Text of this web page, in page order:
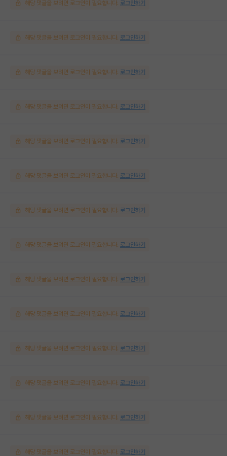
해당 댓글을 보려면 로그인이 필요합니다. 로그인하기
해당 댓글을 보려면 로그인이 필요합니다. 로그인하기
해당 댓글을 보려면 로그인이 필요합니다. 로그인하기
해당 댓글을 보려면 로그인이 필요합니다. 로그인하기
해당 댓글을 보려면 로그인이 필요합니다. 로그인하기
해당 댓글을 보려면 로그인이 필요합니다. 로그인하기
해당 댓글을 보려면 로그인이 필요합니다. 로그인하기
해당 댓글을 보려면 로그인이 필요합니다. 로그인하기
해당 댓글을 보려면 로그인이 필요합니다. 로그인하기
해당 댓글을 보려면 로그인이 필요합니다. 로그인하기
해당 댓글을 보려면 로그인이 필요합니다. 로그인하기
해당 댓글을 보려면 로그인이 필요합니다. 로그인하기
해당 댓글을 보려면 로그인이 필요합니다. 로그인하기
해당 댓글을 보려면 로그인이 필요합니다. 로그인하기